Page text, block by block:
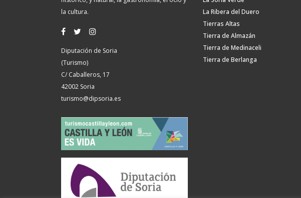
la cultura.
Diputación de Soria
(Turismo)
C/ Caballeros, 17
42002 Soria
turismo@dipsoria.es
La Ribera del Duero
Tierras Altas
Tierra de Almazán
Tierra de Medinaceli
Tierra de Berlanga